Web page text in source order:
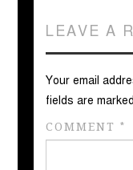
LEAVE A
Your email
fields are
COMMENT*